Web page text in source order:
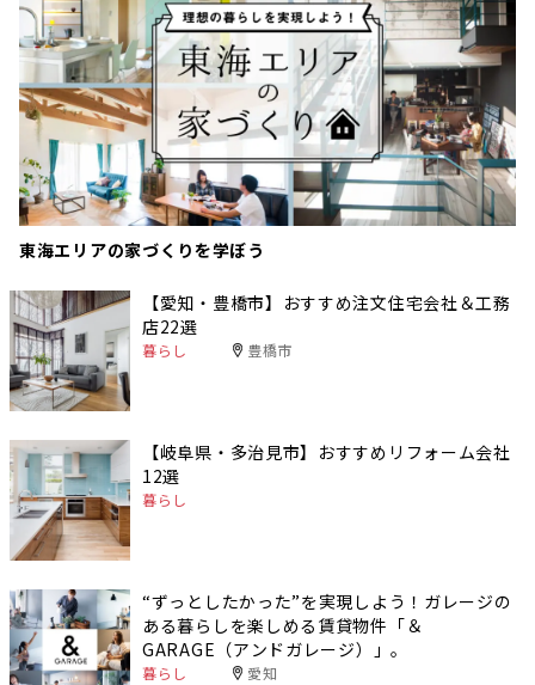
東海エリアの家づくりを学ぼう
【愛知・豊橋市】おすすめ注文住宅会社＆工務
店22選
暮らし 豊橋市
【岐阜県・多治見市】おすすめリフォーム会社
12選
暮らし
“ずっとしたかった”を実現しよう！ガレージの
ある暮らしを楽しめる賃貸物件「＆
GARAGE（アンドガレージ）」。
暮らし 愛知